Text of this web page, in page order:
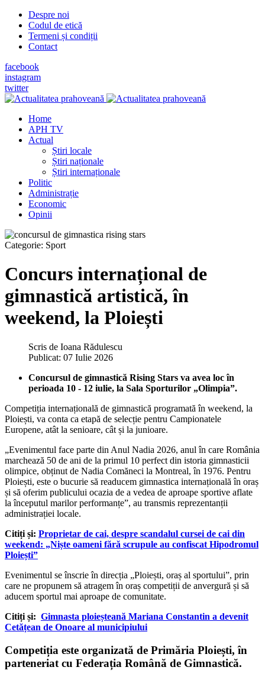
Despre noi
Codul de etică
Termeni și condiții
Contact
facebook
instagram
twitter
Home
APH TV
Actual
Știri locale
Știri naționale
Știri internaționale
Politic
Administrație
Economic
Opinii
Categorie: Sport
Concurs internațional de
gimnastică artistică, în
weekend, la Ploiești
Scris de Ioana Rădulescu
Publicat: 07 Iulie 2026
Concursul de gimnastică Rising Stars va avea loc în
perioada 10 - 12 iulie, la Sala Sporturilor „Olimpia”.
Competiția internațională de gimnastică programată în weekend, la
Ploiești, va conta ca etapă de selecție pentru Campionatele
Europene, atât la senioare, cât și la junioare.
„Evenimentul face parte din Anul Nadia 2026, anul în care România
marchează 50 de ani de la primul 10 perfect din istoria gimnasticii
olimpice, obținut de Nadia Comăneci la Montreal, în 1976. Pentru
Ploiești, este o bucurie să readucem gimnastica internațională în oraș
și să oferim publicului ocazia de a vedea de aproape sportive aflate
la începutul marilor performanțe”, au transmis reprezentanții
administrației locale.
Citiți și: Proprietar de cai, despre scandalul cursei de cai din
weekend: „Niște oameni fără scrupule au confiscat Hipodromul
Ploiești”
Evenimentul se înscrie în direcția „Ploiești, oraș al sportului”, prin
care ne propunem să atragem în oraș competiții de anvergură și să
aducem sportul mai aproape de comunitate.
Citiți și: Gimnasta ploieșteană Mariana Constantin a devenit
Cetățean de Onoare al municipiului
Competiția este organizată de Primăria Ploiești, în
parteneriat cu Federația Română de Gimnastică.